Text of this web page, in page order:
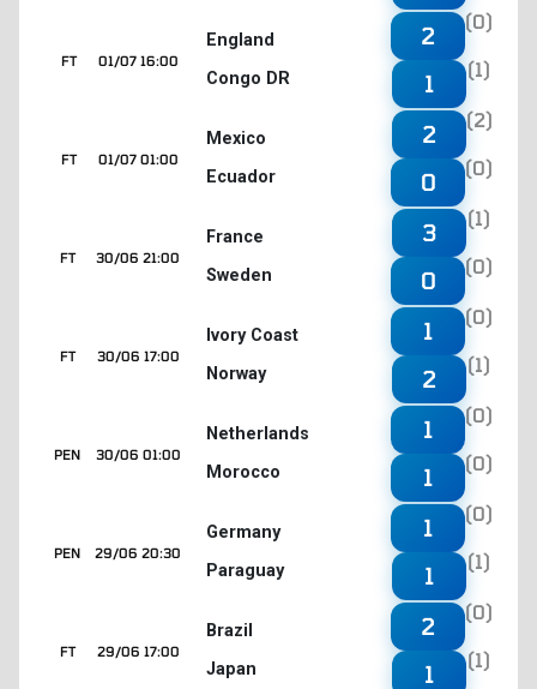
01/07 16:00
FT
England
Congo DR
2
(0)
1
(1)
01/07 01:00
FT
Mexico
Ecuador
2
(2)
0
(0)
30/06 21:00
FT
France
Sweden
3
(1)
0
(0)
30/06 17:00
FT
Ivory Coast
Norway
1
(0)
2
(1)
30/06 01:00
PEN
Netherlands
Morocco
1
(0)
1
(0)
29/06 20:30
PEN
Germany
Paraguay
1
(0)
1
(1)
29/06 17:00
FT
Brazil
Japan
2
(0)
1
(1)